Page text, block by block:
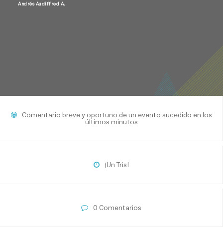
Llámenme ahora
Andrés Audiffred A.
Comentario breve y oportuno de un evento sucedido en los
últimos minutos
¡Un Tris!
0 Comentarios